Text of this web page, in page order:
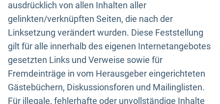
ausdrücklich von allen Inhalten aller
gelinkten/verknüpften Seiten, die nach der
Linksetzung verändert wurden. Diese Feststellung
gilt für alle innerhalb des eigenen Internetangebotes
gesetzten Links und Verweise sowie für
Fremdeinträge in vom Herausgeber eingerichteten
Gästebüchern, Diskussionsforen und Mailinglisten.
Für illegale, fehlerhafte oder unvollständige Inhalte